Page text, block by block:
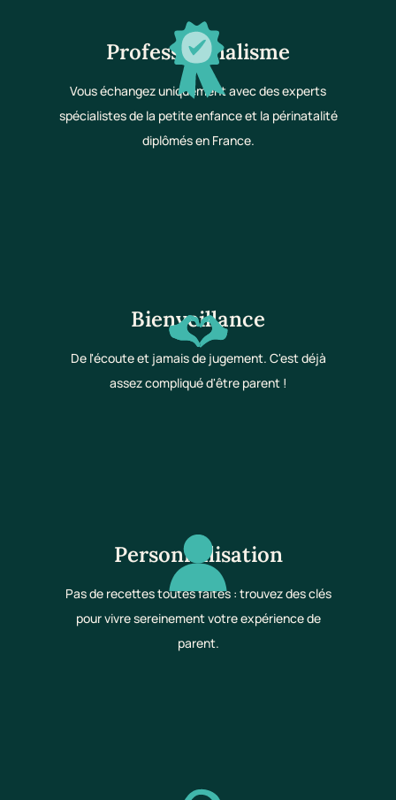
Professionnalisme
Vous échangez uniquement avec des experts
spécialistes de la petite enfance et la périnatalité
diplômés en France.
Bienveillance
De l'écoute et jamais de jugement. C'est déjà
assez compliqué d'être parent !
Personnalisation
Pas de recettes toutes faites : trouvez des clés
pour vivre sereinement votre expérience de
parent.